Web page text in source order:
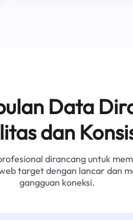
Data
dan
dirancang untuk
target dengan lancar dan
gangguan koneksi.